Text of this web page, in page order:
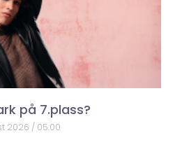
på 7.plass?
2026 05:00